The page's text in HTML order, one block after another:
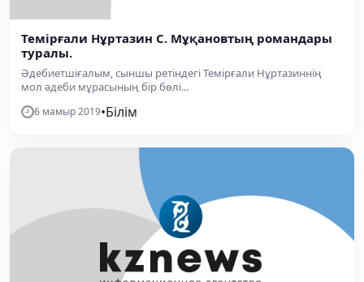
Темірғали Нұртазин С. Мұқановтың романдары
туралы.
Әдебиетші­ғалым, сыншы ретіндегі Темірғали Нұртазиннің
мол әдеби мұрасының бір бөлі...
6 мамыр 2019•Білім